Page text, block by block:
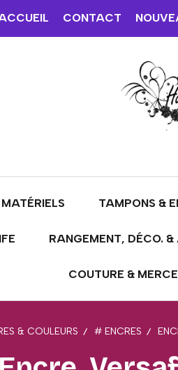
CONTACT
TAMPONS &
RANGEMENT, DÉCO. &
COUTURE &
& COULEURS # ENCRES